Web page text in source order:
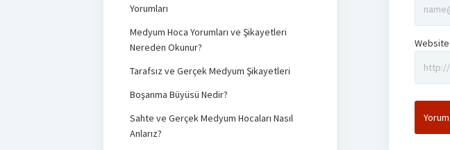
Website
Yorumları
Medyum Hoca Yorumları ve Şikayetleri
Nereden Okunur?
Tarafsız ve Gerçek Medyum Şikayetleri
Boşanma Büyüsü Nedir?
Sahte ve Gerçek Medyum Hocaları Nasıl
Anlarız?